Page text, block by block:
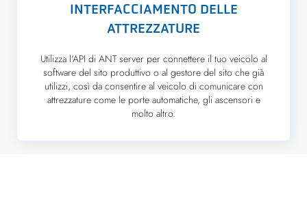
INTERFACCIAMENTO DELLE
ATTREZZATURE
Utilizza l'API di ANT server per connettere il tuo veicolo al
software del sito produttivo o al gestore del sito che già
utilizzi, così da consentire al veicolo di comunicare con
attrezzature come le porte automatiche, gli ascensori e
molto altro.